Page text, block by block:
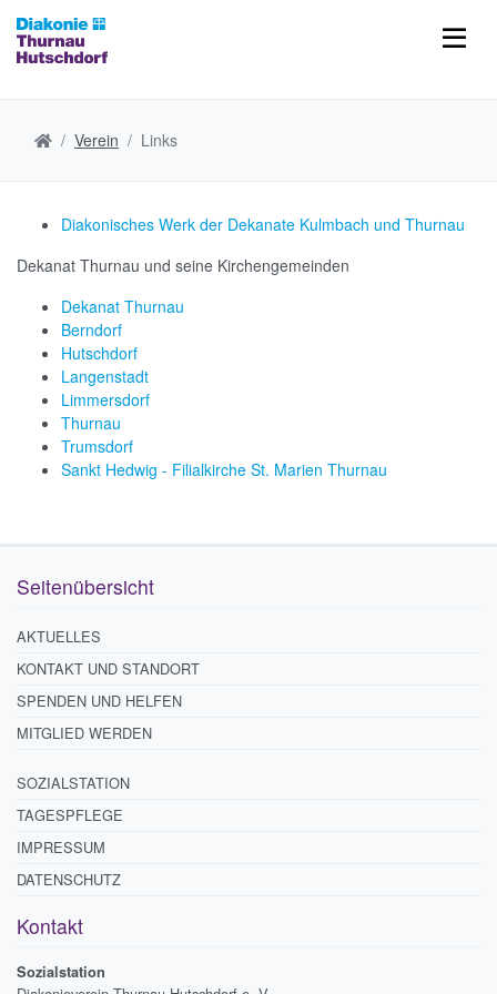
Verein Links
Diakonisches Werk der Dekanate Kulmbach und Thurnau
Dekanat Thurnau und seine Kirchengemeinden
Dekanat Thurnau
Berndorf
Hutschdorf
Langenstadt
Limmersdorf
Thurnau
Trumsdorf
Sankt Hedwig - Filialkirche St. Marien Thurnau
Seitenübersicht
AKTUELLES
KONTAKT UND STANDORT
SPENDEN UND HELFEN
MITGLIED WERDEN
SOZIALSTATION
TAGESPFLEGE
IMPRESSUM
DATENSCHUTZ
Kontakt
Sozialstation